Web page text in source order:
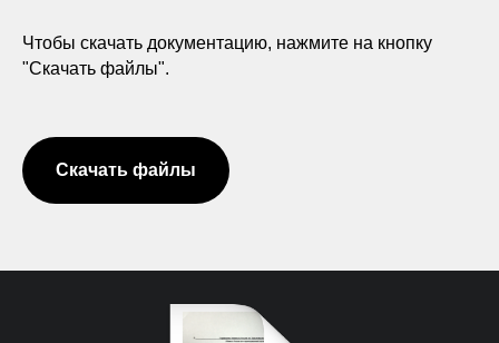
Чтобы скачать документацию, нажмите на кнопку
"Скачать файлы".
Скачать файлы